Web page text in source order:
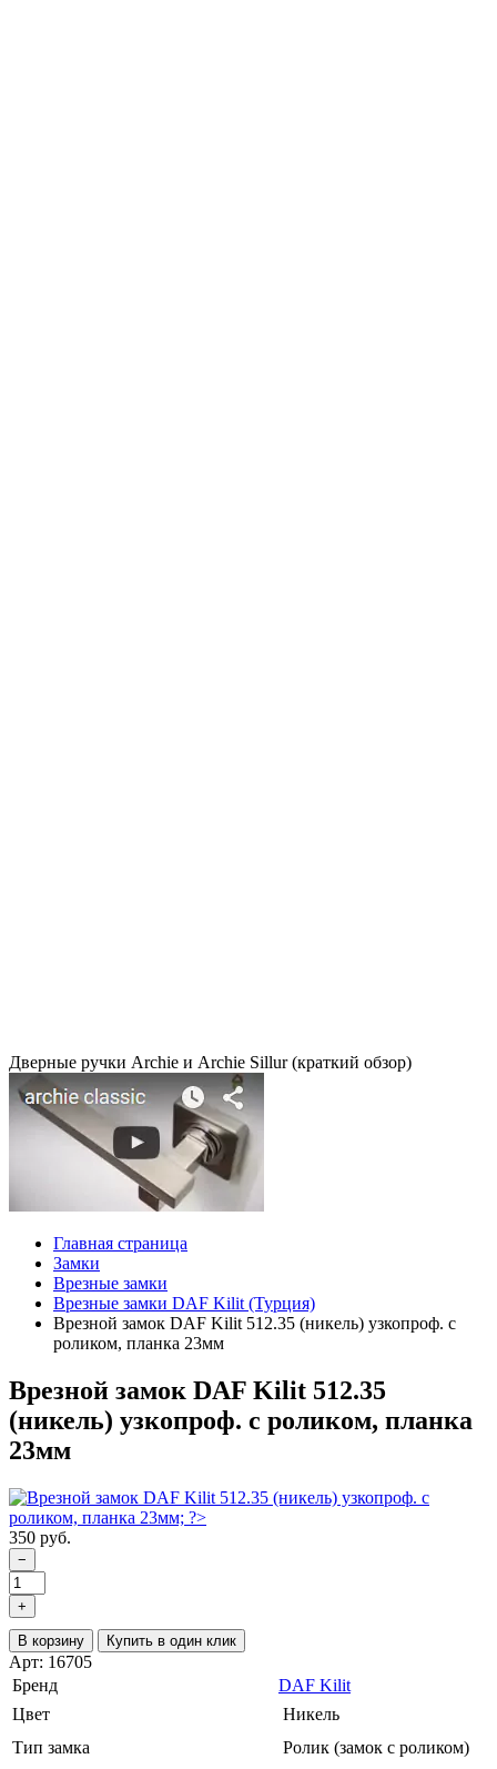
Дверные ручки Archie и Archie Sillur (краткий обзор)
Главная страница
Замки
Врезные замки
Врезные замки DAF Kilit (Турция)
Врезной замок DAF Kilit 512.35 (никель) узкопроф. с
роликом, планка 23мм
Врезной замок DAF Kilit 512.35
(никель) узкопроф. с роликом, планка
23мм
350 руб.
−
+
В корзину Купить в один клик
Арт: 16705
Бренд
DAF Kilit
Цвет
Никель
Тип замка
Ролик (замок с роликом)